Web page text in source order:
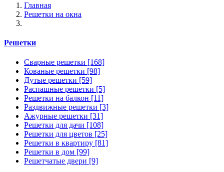
Главная
Решетки на окна
Решетки
Сварные решетки [168]
Кованые решетки [98]
Дутые решетки [59]
Распашные решетки [5]
Решетки на балкон [11]
Раздвижные решетки [3]
Ажурные решетки [31]
Решетки для дачи [108]
Решетки для цветов [25]
Решетки в квартиру [81]
Решетки в дом [99]
Решетчатые двери [9]